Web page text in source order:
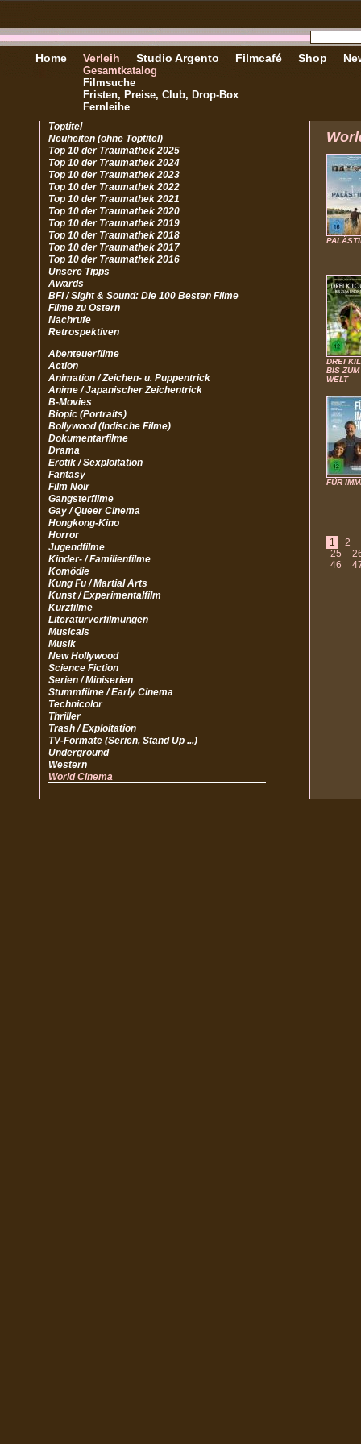
Home Verleih
Gesamtkatalog
Filmsuche
Fristen, Preise, Club, Drop-Box
Fernleihe
Studio Argento Filmcafé Shop
Toptitel
Neuheiten (ohne Toptitel)
Top 10 der Traumathek 2025
Top 10 der Traumathek 2024
Top 10 der Traumathek 2023
Top 10 der Traumathek 2022
Top 10 der Traumathek 2021
Top 10 der Traumathek 2020
Top 10 der Traumathek 2019
Top 10 der Traumathek 2018
Top 10 der Traumathek 2017
Top 10 der Traumathek 2016
Unsere Tipps
Awards
BFI / Sight & Sound: Die 100 Besten Filme
Filme zu Ostern
Nachrufe
Retrospektiven
Abenteuerfilme
Action
Animation / Zeichen- u. Puppentrick
Anime / Japanischer Zeichentrick
B-Movies
Biopic (Portraits)
Bollywood (Indische Filme)
Dokumentarfilme
Drama
Erotik / Sexploitation
Fantasy
Film Noir
Gangsterfilme
Gay / Queer Cinema
Hongkong-Kino
Horror
Jugendfilme
Kinder- / Familienfilme
Komödie
Kung Fu / Martial Arts
Kunst / Experimentalfilm
Kurzfilme
Literaturverfilmungen
Musicals
Musik
New Hollywood
Science Fiction
Serien / Miniserien
Stummfilme / Early Cinema
Technicolor
Thriller
Trash / Exploitation
TV-Formate (Serien, Stand Up ...)
Underground
Western
World Cinema
DREI
BIS
WELT
FÜR
1
2
25
46